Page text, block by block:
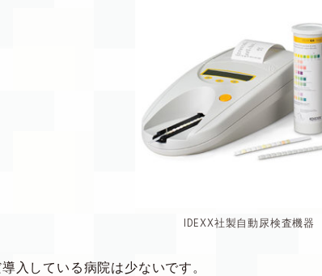
IDEXX社製自動尿検査機器
入している病院は少ないです。